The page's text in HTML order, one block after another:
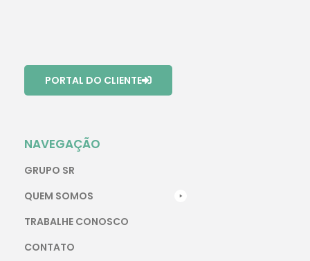
PORTAL DO CLIENTE
NAVEGAÇÃO
GRUPO SR
QUEM SOMOS
TRABALHE CONOSCO
CONTATO